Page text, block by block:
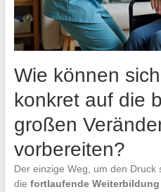
Wie können
konkret auf die
großen
vorbereiten?
Der einzige Weg, um den
die fortlaufende Weiterbildung